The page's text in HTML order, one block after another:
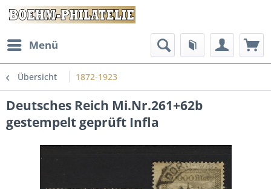
Menü
Übersicht 1872-1923
Deutsches Reich Mi.Nr.261+62b
gestempelt geprüft Infla